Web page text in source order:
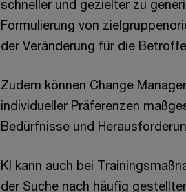
schneller und gezielter zu
Formulierung von
der Veränderung für die
Zudem können Change
individueller Präferenzen
Bedürfnisse und
KI kann auch bei
der Suche nach häufig